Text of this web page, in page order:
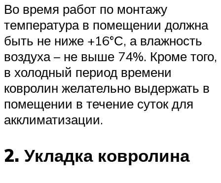
Во время работ по монтажу
температура в помещении должна
быть не ниже +16°С, а влажность
воздуха – не выше 74%. Кроме того,
в холодный период времени
ковролин желательно выдержать в
помещении в течение суток для
акклиматизации.
2. Укладка ковролина